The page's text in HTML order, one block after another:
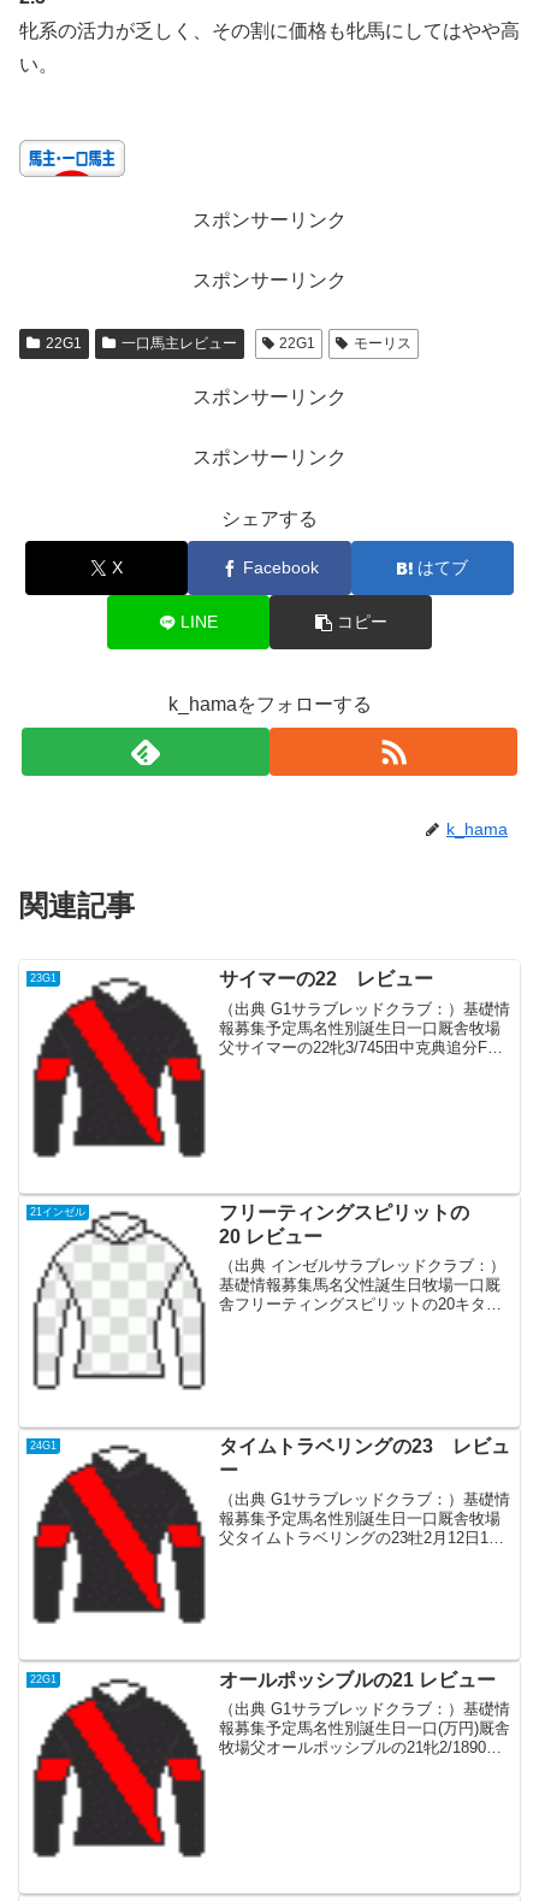
牝系の活力が乏しく、その割に価格も牝馬にしてはやや高
い。
スポンサーリンク
スポンサーリンク
22G1 一口馬主レビュー 22G1 モーリス
スポンサーリンク
スポンサーリンク
シェアする
X Facebook はてブ
LINE コピー
k_hamaをフォローする
k_hama
関連記事
23G1 サイマーの22 レビュー
（出典 G1サラブレッドクラブ：）基礎情
報募集予定馬名性別誕生日一口厩舎牧場
父サイマーの22牝3/745田中克典追分Fサ
21インゼル
フリーティングスピリットの
20 レビュー
（出典 インゼルサラブレッドクラブ：）
基礎情報募集馬名父性誕生日牧場一口厩
舎フリーティングスピリットの20キタサ
24G1
タイムトラベリングの23 レビュ
ー
（出典 G1サラブレッドクラブ：）基礎情
報募集予定馬名性別誕生日一口厩舎牧場
父タイムトラベリングの23牡2月12日100
22G1 オールポッシブルの21 レビュー
（出典 G1サラブレッドクラブ：）基礎情
報募集予定馬名性別誕生日一口(万円)厩舎
牧場父オールポッシブルの21牝2/1890小